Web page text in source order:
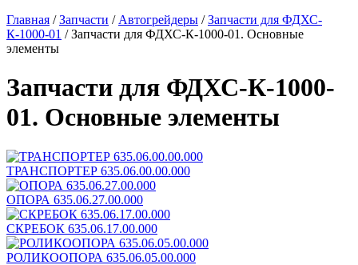
Главная /Запчасти / Автогрейдеры /Запчасти для ФДХС-
К-1000-01 /Запчасти для ФДХС-К-1000-01. Основные
элементы
Запчасти для ФДХС-К-1000-
01. Основные элементы
ТРАНСПОРТЕР 635.06.00.00.000
ОПОРА 635.06.27.00.000
СКРЕБОК 635.06.17.00.000
РОЛИКООПОРА 635.06.05.00.000